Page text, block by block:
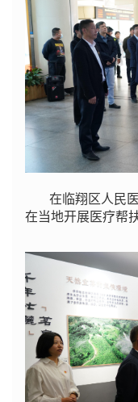
在临翔区人民
在当地开展医疗帮